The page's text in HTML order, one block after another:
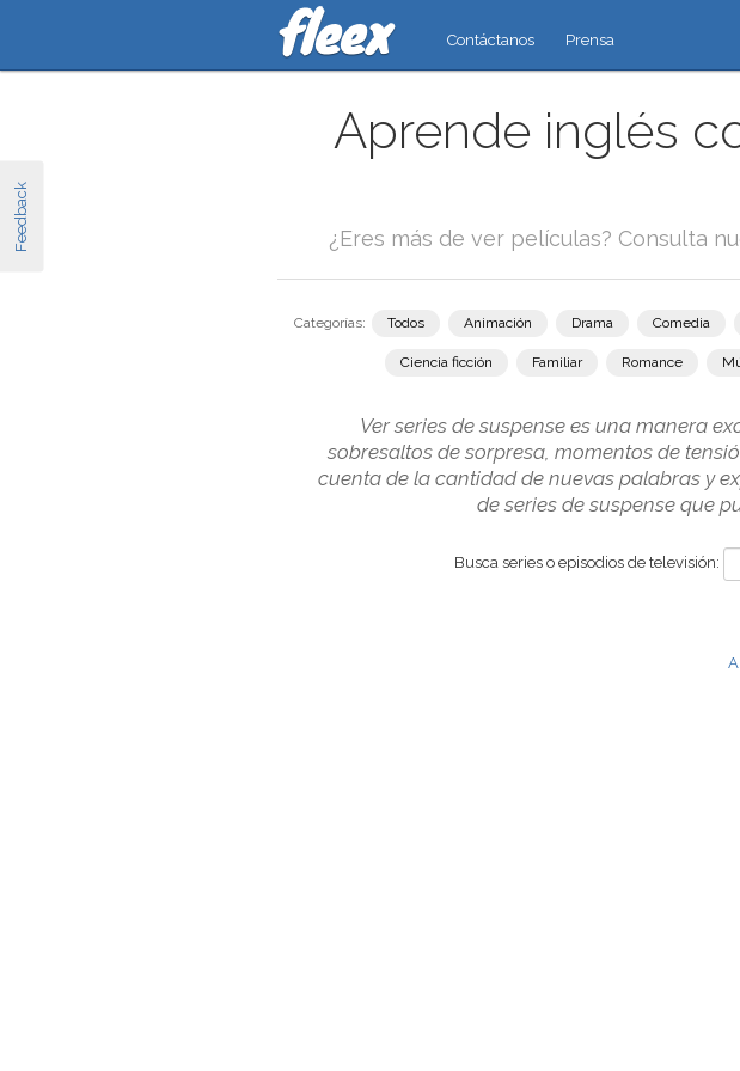
Feedback
Contáctanos Prensa
Aprende inglés
¿Eres más de ver películas? Consulta
Categorías: Todos Animación Drama Comedia
Ciencia ficción Familiar Romance
Ver series de suspense es una manera
sobresaltos de sorpresa, momentos de
cuenta de la cantidad de nuevas palabras y
de series de suspense que
Busca series o episodios de televisión: